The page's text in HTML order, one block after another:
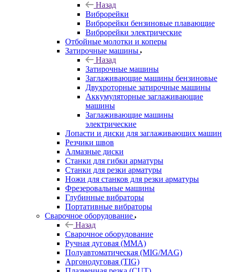
Назад
Виброрейки
Виброрейки бензиновые плавающие
Виброрейки электрические
Отбойные молотки и коперы
Затирочные машины
Назад
Затирочные машины
Заглаживающие машины бензиновые
Двухроторные затирочные машины
Аккумуляторные заглаживающие
машины
Заглаживающие машины
электрические
Лопасти и диски для заглаживающих машин
Резчики швов
Алмазные диски
Станки для гибки арматуры
Станки для резки арматуры
Ножи для станков для резки арматуры
Фрезеровальные машины
Глубинные вибраторы
Портативные вибраторы
Сварочное оборудование
Назад
Сварочное оборудование
Ручная дуговая (MMA)
Полуавтоматическая (MIG/MAG)
Аргонодуговая (TIG)